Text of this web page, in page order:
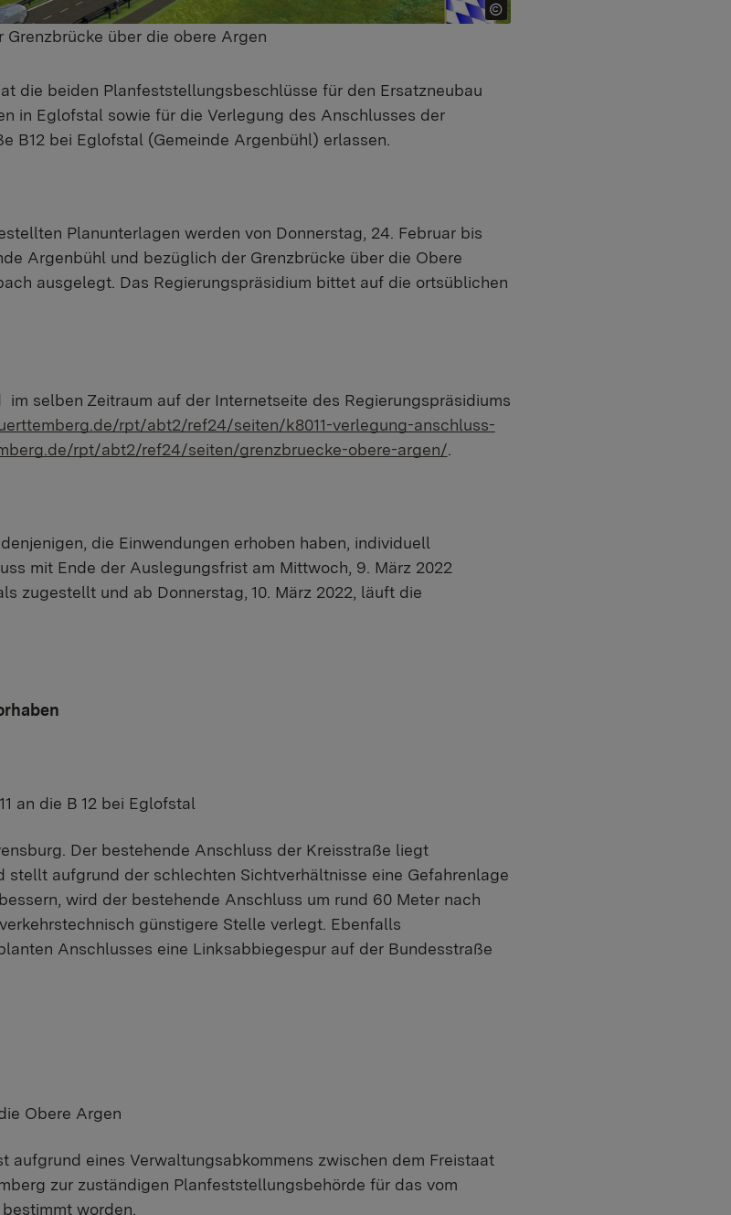
über die obere Argen
die beiden Planfeststellungsbeschlüsse für den Ersatzneubau
in Eglofstal sowie für die Verlegung des Anschlusses der
B12 bei Eglofstal (Gemeinde Argenbühl) erlassen.
Planunterlagen werden von Donnerstag, 24. Februar bis
Argenbühl und bezüglich der Grenzbrücke über die Obere
ausgelegt. Das Regierungspräsidium bittet auf die ortsüblichen
selben Zeitraum auf der Internetseite des Regierungspräsidiums
rpt/abt2/ref24/seiten/k8011-verlegung-anschluss-
rpt/abt2/ref24/seiten/grenzbruecke-obere-argen/.
die Einwendungen erhoben haben, individuell
mit Ende der Auslegungsfrist am Mittwoch, 9. März 2022
zugestellt und ab Donnerstag, 10. März 2022, läuft die
an die B 12 bei Eglofstal
Der bestehende Anschluss der Kreisstraße liegt
stellt aufgrund der schlechten Sichtverhältnisse eine Gefahrenlage
wird der bestehende Anschluss um rund 60 Meter nach
günstigere Stelle verlegt. Ebenfalls
Anschlusses eine Linksabbiegespur auf der Bundesstraße
Obere Argen
aufgrund eines Verwaltungsabkommens zwischen dem Freistaat
zur zuständigen Planfeststellungsbehörde für das vom
worden.